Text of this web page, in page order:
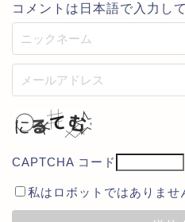
コメントは日本語で入力し
CAPTCHA コード
私はロボットではありませ